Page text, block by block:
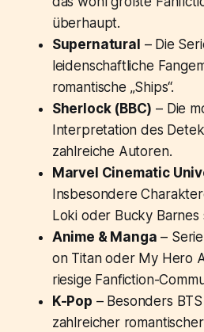
überhaupt.
Supernatural – Die
leidenschaftliche
romantische „Ships“.
Sherlock (BBC) – Die
Interpretation des
zahlreiche Autoren.
Marvel Cinematic
Insbesondere
Loki oder Bucky
Anime & Manga –
on Titanoder My Hero
riesige Fanfiction-
K-Pop – Besonders
zahlreicher